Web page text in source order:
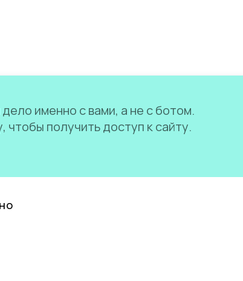
именно с вами, а не с ботом.
получить доступ к сайту.